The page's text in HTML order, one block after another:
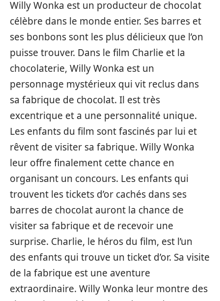
Willy Wonka est un producteur de chocolat
célèbre dans le monde entier. Ses barres et
ses bonbons sont les plus délicieux que l’on
puisse trouver. Dans le film Charlie et la
chocolaterie, Willy Wonka est un
personnage mystérieux qui vit reclus dans
sa fabrique de chocolat. Il est très
excentrique et a une personnalité unique.
Les enfants du film sont fascinés par lui et
rêvent de visiter sa fabrique. Willy Wonka
leur offre finalement cette chance en
organisant un concours. Les enfants qui
trouvent les tickets d’or cachés dans ses
barres de chocolat auront la chance de
visiter sa fabrique et de recevoir une
surprise. Charlie, le héros du film, est l’un
des enfants qui trouve un ticket d’or. Sa visite
de la fabrique est une aventure
extraordinaire. Willy Wonka leur montre des